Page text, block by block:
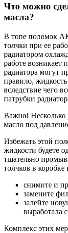
Что можно
масла?
В топе поломок
толчки при ее
радиатором
работе возникает
радиатора могут
правило,
вследствие чего
патрубки
Важно! Несколько
масло под
Избежать этой
жидкости будете
тщательно
толчков в коробке
снимите и
замените
залейте
выработала
Комплекс этих